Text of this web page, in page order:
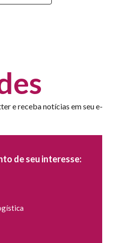
e receba notícias em seu e-
de seu interesse: